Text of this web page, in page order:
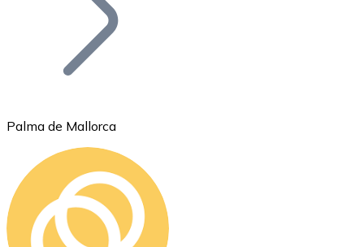
Ethereum
ETH
Palma de Mallorca